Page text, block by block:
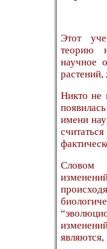
Этот
теорию
научное
Никто не
имени
Словом